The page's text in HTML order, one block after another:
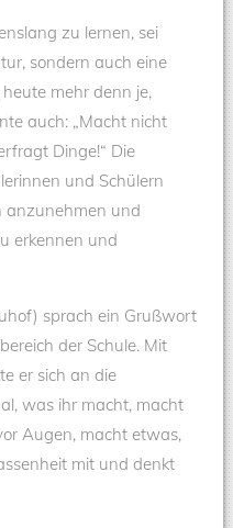
zu lernen, sei
sondern auch eine
mehr denn je,
auch: „Macht nicht
Dinge!“ Die
und Schülern
anzunehmen und
erkennen und
sprach ein Grußwort
der Schule. Mit
er sich an die
was ihr macht, macht
Augen, macht etwas,
mit und denkt